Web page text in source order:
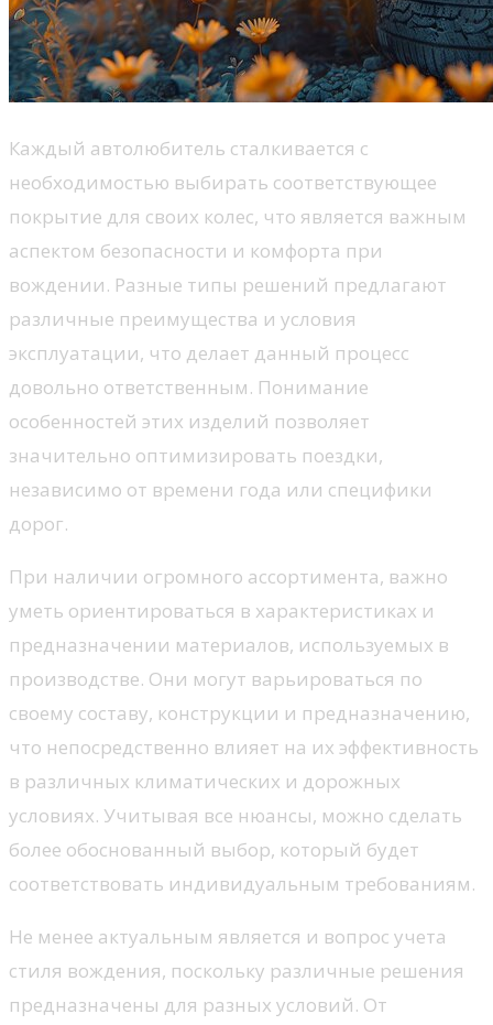
Каждый автолюбитель сталкивается с
необходимостью выбирать соответствующее
покрытие для своих колес, что является важным
аспектом безопасности и комфорта при
вождении. Разные типы решений предлагают
различные преимущества и условия
эксплуатации, что делает данный процесс
довольно ответственным. Понимание
особенностей этих изделий позволяет
значительно оптимизировать поездки,
независимо от времени года или специфики
дорог.
При наличии огромного ассортимента, важно
уметь ориентироваться в характеристиках и
предназначении материалов, используемых в
производстве. Они могут варьироваться по
своему составу, конструкции и предназначению,
что непосредственно влияет на их эффективность
в различных климатических и дорожных
условиях. Учитывая все нюансы, можно сделать
более обоснованный выбор, который будет
соответствовать индивидуальным требованиям.
Не менее актуальным является и вопрос учета
стиля вождения, поскольку различные решения
предназначены для разных условий. От